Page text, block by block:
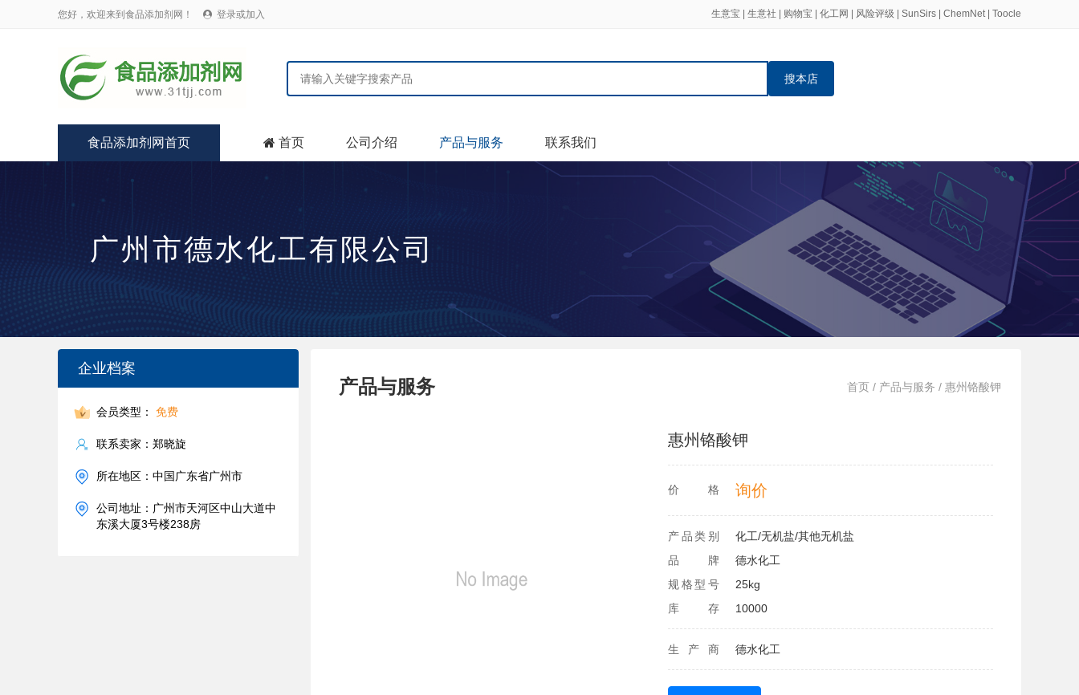
您好，欢迎来到食品添加剂网！  登录或加入 生意宝 生意社 购物宝 化工网 风险评级 SunSirs ChemNet| Toocle
搜本店
食品添加剂网首页  首页 公司介绍 产品与服务 联系我们
广州市德水化工有限公司
企业档案
会员类型： 免费
联系卖家：郑晓旋
所在地区：中国广东省广州市
公司地址：广州市天河区中山大道中
东溪大厦3号楼238房
首页 / 产品与服务 / 惠州铬酸钾
产品与服务
惠州铬酸钾
价格 询价
产品类别
化工/无机盐/其他无机盐
品牌
德水化工
规格型号
25kg
库存
10000
生产商 德水化工